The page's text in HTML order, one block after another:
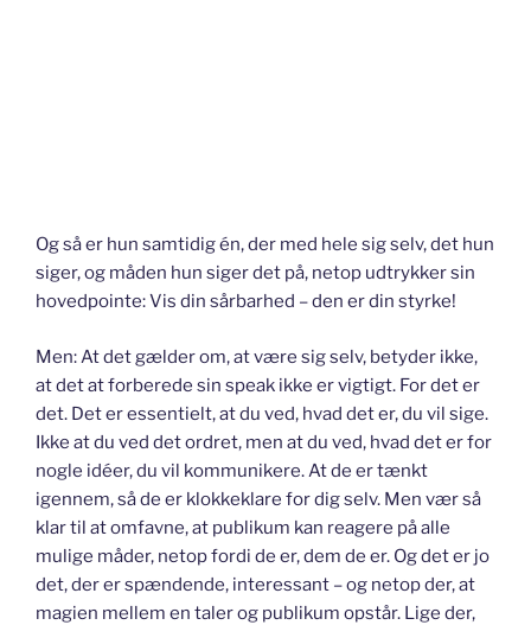
Og så er hun samtidig én, der med hele sig selv, det hun
siger, og måden hun siger det på, netop udtrykker sin
hovedpointe: Vis din sårbarhed – den er din styrke!
Men: At det gælder om, at være sig selv, betyder ikke,
at det at forberede sin speak ikke er vigtigt. For det er
det. Det er essentielt, at du ved, hvad det er, du vil sige.
Ikke at du ved det ordret, men at du ved, hvad det er for
nogle idéer, du vil kommunikere. At de er tænkt
igennem, så de er klokkeklare for dig selv. Men vær så
klar til at omfavne, at publikum kan reagere på alle
mulige måder, netop fordi de er, dem de er. Og det er jo
det, der er spændende, interessant – og netop der, at
magien mellem en taler og publikum opstår. Lige der,